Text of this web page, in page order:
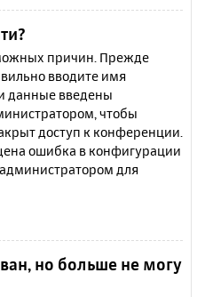
причин. Прежде
вводите имя
данные введены
чтобы
доступ к конференции.
ошибка в конфигурации
для
но больше не могу